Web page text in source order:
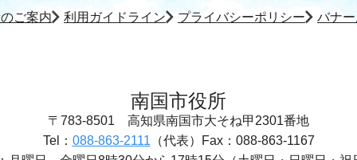
ご案内 利用ガイドライン プライバシーポリシー バナ
南国市役所
〒783-8501 高知県南国市大そね甲2301番地
Tel： 088-863-2111 （代表）
Fax：088-863-1167